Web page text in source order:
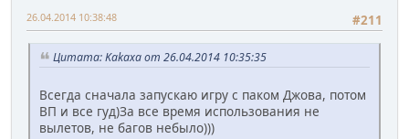
#211
26.04.2014 10:38:48
Цитата: Kakaxa от 26.04.2014 10:35:35
Всегда сначала запускаю игру с паком Джова, потом
ВП и все гуд)За все время использования не
вылетов, не багов небыло)))